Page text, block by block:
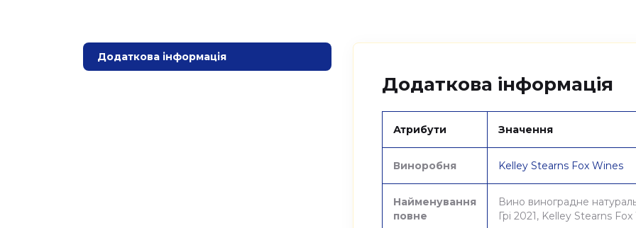
Додаткова інформація
Додаткова інформація
Атрибути Значення
Виноробня Kelley Stearns Fox Wines
Найменування
повне
Вино виноградне
Грі 2021, Kelley Stearns